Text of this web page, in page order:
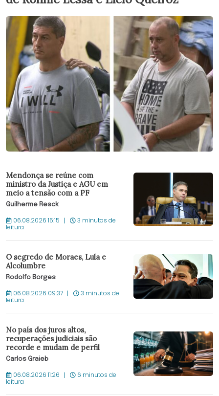
Mendonça se reúne com
ministro da Justiça e AGU em
meio a tensão com a PF
Guilherme Resck
06.08.2026 15:15 3 minutos de
leitura
O segredo de Moraes, Lula e
Alcolumbre
Rodolfo Borges
06.08.2026 09:37 3 minutos de
leitura
No país dos juros altos,
recuperações judiciais são
recorde e mudam de perfil
Carlos Graieb
06.08.2026 11:26 6 minutos de
leitura